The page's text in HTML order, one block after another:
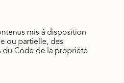
mis à disposition
ou partielle, des
du Code de la propriété